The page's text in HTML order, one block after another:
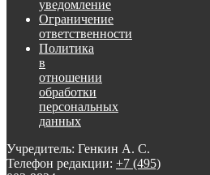
уведомление
Ограничение
ответственности
Политика
в
отношении
обработки
персональных
данных
Учредитель: Генкин А. С.
Телефон редакции: +7 (495)